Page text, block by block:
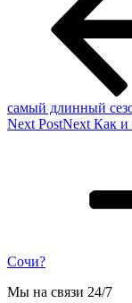
самый длинный
Next PostNext Как и
Сочи?
Мы на связи 24/7